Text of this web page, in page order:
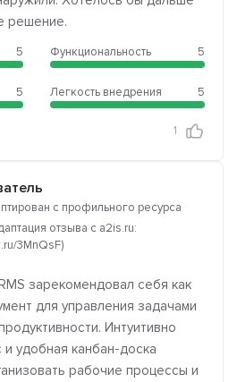
решение.
5
5
Функциональность 5
Легкость внедрения 5
1
с профильного ресурса
отзыва с a2is.ru:
3MnQsF)
зарекомендовал себя как
для управления задачами
Интуитивно
удобная канбан-доска
рабочие процессы и